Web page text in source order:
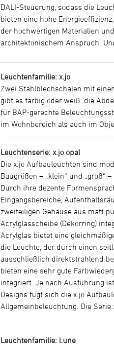
DALI-Steuerung, sodass die
bieten eine hohe
der hochwertigen Materialien
architektonischem Anspruch.
Leuchtenfamilie: x.jo
Zwei Stahlblechschalen mit
gibt es farbig oder weiß. die
für BAP-gerechte
im Wohnbereich als auch im
Leuchtenserie: x.jo opal
Die x.jo Aufbauleuchten sind
Baugrößen – „klein“ und
Durch ihre dezente
Eingangsbereiche,
zweiteiligen Gehäuse aus matt
Acrylglasscheibe (Dekorring)
Acrylglas bietet eine
die Leuchte, der durch einen
ausschließlich direktstrahlend
bieten eine sehr gute
integriert. Je nach Ausführung
Designs fügt sich die x.jo
Allgemeinbeleuchtung. Die
Leuchtenfamilie: l.une